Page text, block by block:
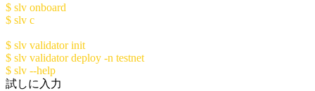
$ slv onboard
$ slv c
$ slv validator init
$ slv validator deploy -n testnet
$ slv --help
試しに入力